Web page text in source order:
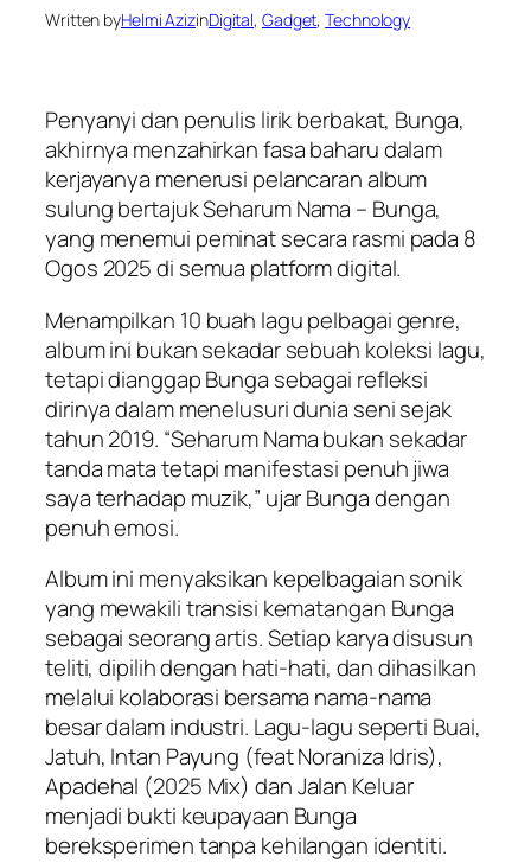
Written byHelmi AzizinDigital, Gadget, Technology
Penyanyi dan penulis lirik berbakat, Bunga,
akhirnya menzahirkan fasa baharu dalam
kerjayanya menerusi pelancaran album
sulung bertajukSeharum Nama – Bunga,
yang menemui peminat secara rasmi pada 8
Ogos 2025 di semua platform digital.
Menampilkan 10 buah lagu pelbagai genre,
album ini bukan sekadar sebuah koleksi lagu,
tetapi dianggap Bunga sebagai refleksi
dirinya dalam menelusuri dunia seni sejak
tahun 2019. “Seharum Namabukan sekadar
tanda mata tetapi manifestasi penuh jiwa
saya terhadap muzik,” ujar Bunga dengan
penuh emosi.
Album ini menyaksikan kepelbagaian sonik
yang mewakili transisi kematangan Bunga
sebagai seorang artis. Setiap karya disusun
teliti, dipilih dengan hati-hati, dan dihasilkan
melalui kolaborasi bersama nama-nama
besar dalam industri. Lagu-lagu seperti Buai,
Jatuh, Intan Payung (feat Noraniza Idris),
Apadehal (2025 Mix) danJalan Keluar
menjadi bukti keupayaan Bunga
bereksperimen tanpa kehilangan identiti.